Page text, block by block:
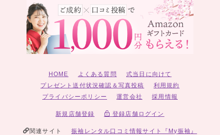
HOME よくある質問
式当日に向けて
プレゼント送付状況確認＆写真投稿
利用規約
プライバシーポリシー
運営会社 採用情報
新規店舗登録 登録店舗ログイン
関連サイト 振袖レンタル口コミ情報サイト『My振袖』